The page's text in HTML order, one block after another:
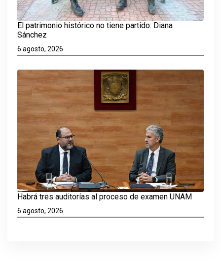
El patrimonio histórico no tiene partido: Diana
Sánchez
6 agosto, 2026
Habrá tres auditorías al proceso de examen UNAM
6 agosto, 2026